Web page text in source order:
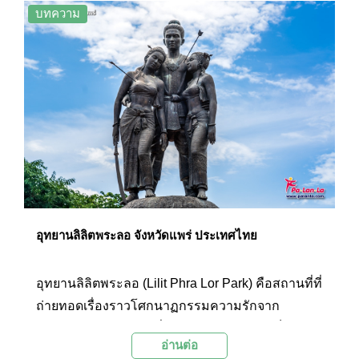
ชั่วอายุคน
บทความ
อุทยานลิลิตพระลอ จังหวัดแพร่ ประเทศไทย
อุทยานลิลิตพระลอ (Lilit Phra Lor Park) คือสถานที่ที่
ถ่ายทอดเรื่องราวโศกนาฏกรรมความรักจาก
ยอดแห่งลิลิตออกมาให้เป็นรูปธรรมมากขึ้น และยัง
อ่านต่อ